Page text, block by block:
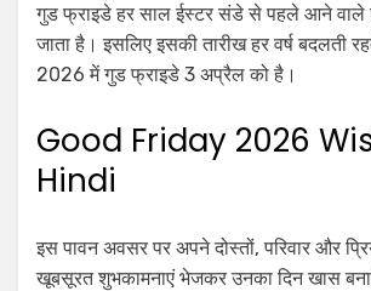
गुड फ्राइडे हर साल ईस्टर संडे से पहले आने वाले
जाता है। इसलिए इसकी तारीख हर वर्ष बदलती
2026 में गुड फ्राइडे 3 अप्रैल को है।
Good Friday 2026
Hindi
इस पावन अवसर पर अपने दोस्तों, परिवार और
खूबसूरत शुभकामनाएं भेजकर उनका दिन खास